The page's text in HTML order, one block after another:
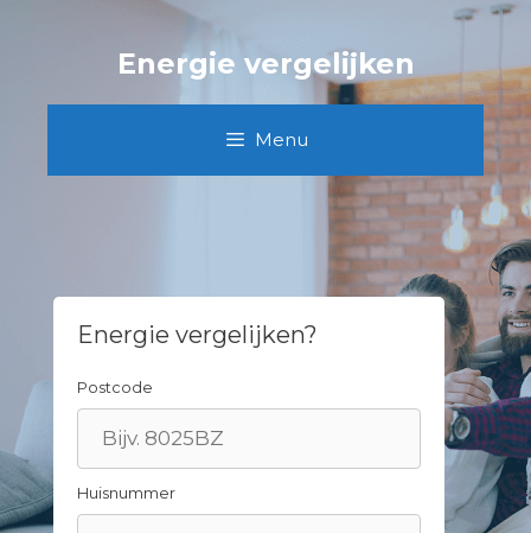
Energie vergelijken
Menu
Energie vergelijken?
Postcode
Huisnummer